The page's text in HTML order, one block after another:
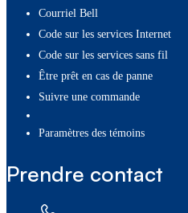
Courriel Bell
Code sur les services Internet
Code sur les services sans fil
Être prêt en cas de panne
Suivre une commande
paramètres des témoins
Prendre contact